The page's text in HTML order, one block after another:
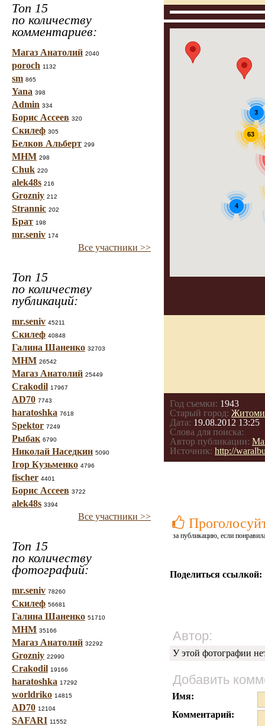
Топ 15
по количеству
комментариев:
Магаз Анатолий 2040
poroch 1132
sm 865
Yana 398
Admin 334
Борис Ассеев 320
Скилеф 305
Белков Альберт 299
МНМ 298
Chuk 220
alek48s 216
Grozniy 212
Strannic 202
Брат 198
mr.seniv 174
Все участники >>
Топ 15
по количеству
публикаций:
mr.seniv 45211
Скилеф 40848
Галина Шаненко 32703
МНМ 26542
Магаз Анатолий 25449
Crakodil 17967
AD70 7743
haratoshka 7618
Spektor 7249
Рыбак 6790
Николай Наседкин 5090
Ігор Кузьменко 4796
fischer 4401
Борис Ассеев 3722
alek48s 3394
Все участники >>
Топ 15
по количеству
фотографий:
mr.seniv 78260
Скилеф 56681
Галина Шаненко 51710
МНМ 35166
Магаз Анатолий 32292
Grozniy 22990
Crakodil 19166
haratoshka 17292
worldriko 14815
AD70 12104
SAFARI 11552
63
4
3
Год съемки: 1943
Старый город:
Дата: 19.08.2012 13:25
Слова для поиска:
Автор публикации:
Источник: http://
за публикацию, если
Поделиться ссылкой:
Автор:
У этой фотографии
Добавить
Имя:
Комментарий: